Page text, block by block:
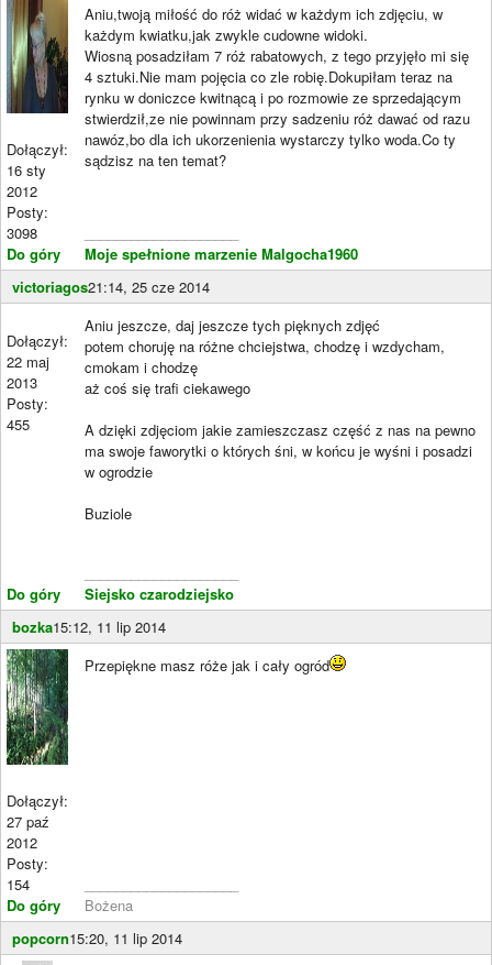
Dołączył:
16 sty
2012
Posty:
3098
Do góry
Aniu,twoją miłość do róż widać w każdym ich zdjęciu, w
każdym kwiatku,jak zwykle cudowne widoki.
Wiosną posadziłam 7 róż rabatowych, z tego przyjęło mi się
4 sztuki.Nie mam pojęcia co zle robię.Dokupiłam teraz na
rynku w doniczce kwitnącą i po rozmowie ze sprzedającym
stwierdził,ze nie powinnam przy sadzeniu róż dawać od razu
nawóz,bo dla ich ukorzenienia wystarczy tylko woda.Co ty
sądzisz na ten temat?
Moje spełnione marzenie Malgocha1960
victoriagos21:14, 25 cze 2014
Dołączył:
22 maj
2013
Posty:
455
Do góry
Aniu jeszcze, daj jeszcze tych pięknych zdjęć
potem choruję na różne chciejstwa, chodzę i wzdycham,
cmokam i chodzę
aż coś się trafi ciekawego
A dzięki zdjęciom jakie zamieszczasz część z nas na pewno
ma swoje faworytki o których śni, w końcu je wyśni i posadzi
w ogrodzie
Buziole
Siejsko czarodziejsko
bozka15:12, 11 lip 2014
Dołączył:
27 paź
2012
Posty:
154
Do góry
Przepiękne masz róże jak i cały ogród
Bożena
popcorn15:20, 11 lip 2014